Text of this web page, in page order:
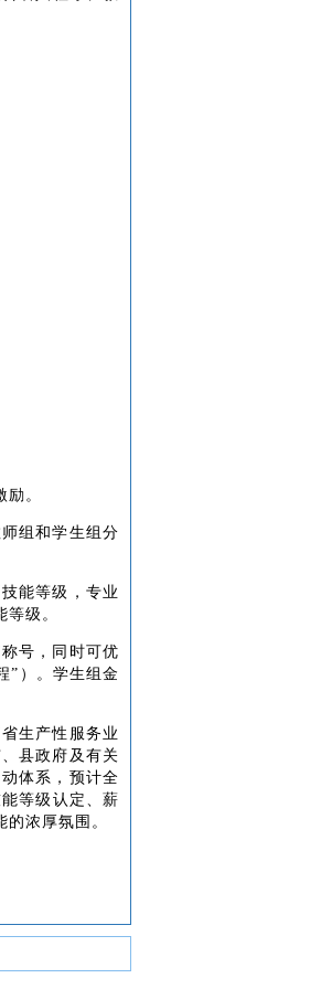
。
组和学生组分
能等级，专业
级。
号，同时可优
”）。学生组金
生产性服务业
县政府及有关
体系，预计全
等级认定、薪
浓厚氛围。